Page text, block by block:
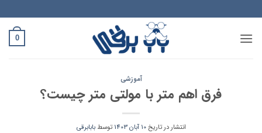
to
content
0
آموزشی
فرق اهم متر با مولتی متر چیست؟
انتشار در تاریخ10 آبان 1403 توسطبابابرقی